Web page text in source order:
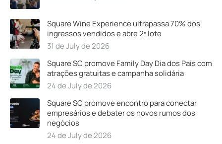
Square Wine Experience ultrapassa 70% dos
ingressos vendidos e abre 2º lote
31 de July de 2026
Square SC promove Family Day Dia dos Pais com
atrações gratuitas e campanha solidária
24 de July de 2026
Square SC promove encontro para conectar
empresários e debater os novos rumos dos
negócios
24 de July de 2026